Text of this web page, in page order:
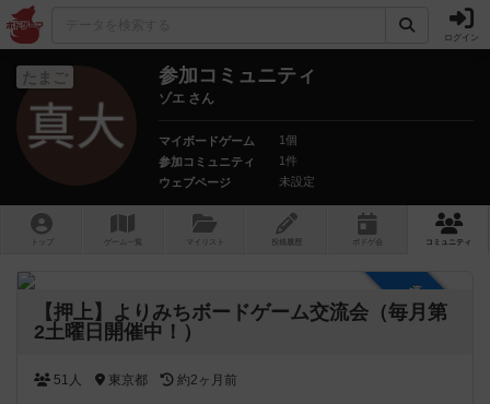
ログイン
たまご 参加コミュニティ
ゾエ さん
マイボードゲーム
1個
参加コミュニティ
1件
ウェブページ
未設定
トップ ゲーム一覧 マイリスト 投稿履歴 ボ ドゲ コミュニティ
参加自由
【押上】よりみちボードゲーム交流会（毎月第
2土曜日開催中！）
51人 東京都 約2ヶ月前